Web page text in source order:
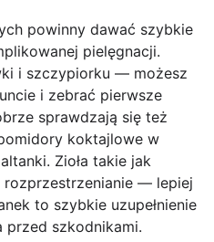
powinny dawać szybkie
pielęgnacji.
i szczypiorku — możesz
i zebrać pierwsze
sprawdzają się też
koktajlowe w
Zioła takie jak
rozprzestrzenianie — lepiej
to szybkie uzupełnienie
przed szkodnikami.